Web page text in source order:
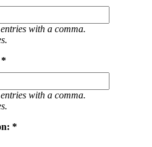
with a comma.
*
with a comma.
*